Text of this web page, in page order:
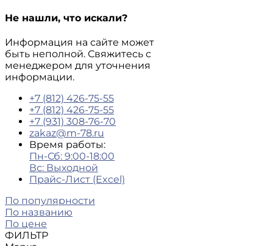
Не нашли, что искали?
Информация на сайте может
быть неполной. Свяжитесь с
менеджером для уточнения
информации.
+7 (812) 426-75-55
+7 (812) 426-75-55
+7 (931) 308-76-70
zakaz@m-78.ru
Время работы:
Пн-Сб: 9:00-18:00
Вс: Выходной
Прайс-Лист (Excel)
По популярности
По названию
По цене
ФИЛЬТР